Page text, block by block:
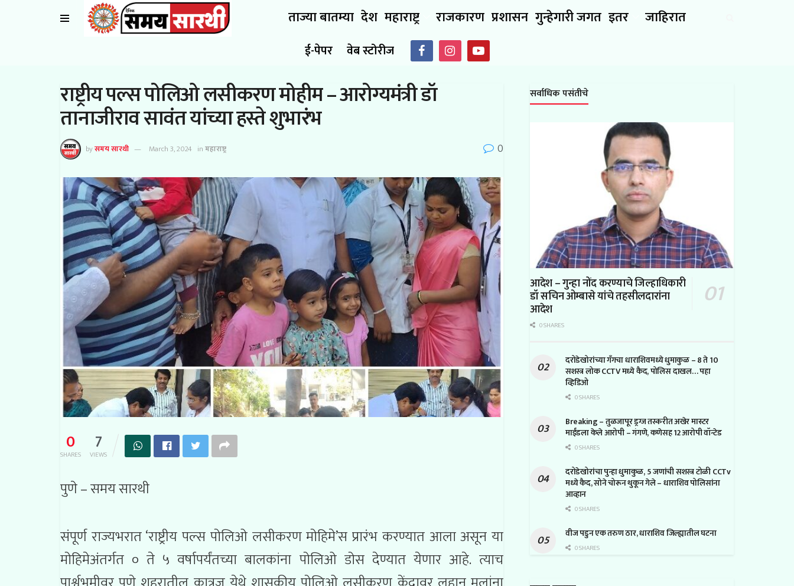
ताज्या बातम्या देश महाराष्ट्र राजकारण प्रशासन गुन्हेगारी जगत इतर जाहिरात
ई-पेपर वेब स्टोरीज
राष्ट्रीय पल्स पोलिओ लसीकरण मोहीम – आरोग्यमंत्री डॉ
तानाजीराव सावंत यांच्या हस्ते शुभारंभ
byसमय सारथी March 3, 2024 inमहाराष्ट्र 0
0
SHARES 7
VIEWS
पुणे – समय सारथी
संपूर्ण राज्यभरात ‘राष्ट्रीय पल्स पोलिओ लसीकरण मोहिमे’स प्रारंभ करण्यात आला असून या
मोहिमेअंतर्गत ० ते ५ वर्षापर्यंतच्या बालकांना पोलिओ डोस देण्यात येणार आहे. त्याच
सर्वाधिक पसंतीचे
आदेश – गुन्हा नोंद करण्याचे जिल्हाधिकारी
डॉ सचिन ओम्बासे यांचे तहसीलदारांना
आदेश
0 SHARES
दरोडेखोरांच्या गँगचा धाराशिवमध्ये धुमाकुळ – 8 ते 10
सशस्त्र लोक CCTV मध्ये कैद, पोलिस दाखल… पहा
व्हिडिओ
0 SHARES
Breaking – तुळजापूर ड्रग्ज तस्करीत अखेर मास्टर
माईंडला केले आरोपी – गंगणे, कणेसह 12 आरोपी वॉन्टेड
0 SHARES
दरोडेखोरांचा पुन्हा धुमाकुळ, 5 जणांची सशस्त्र टोळी CCTv
मध्ये कैद, सोने चोरून थुकून गेले – धाराशिव पोलिसांना
आव्हान
0 SHARES
वीज पडुन एक तरुण ठार, धाराशिव जिल्ह्यातील घटना
0 SHARES